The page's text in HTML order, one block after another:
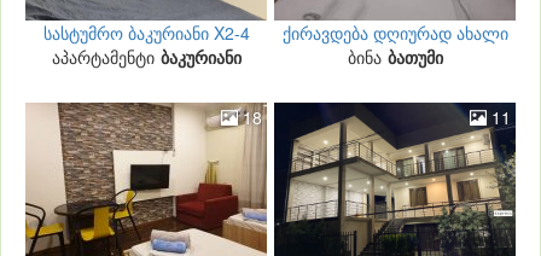
სასტუმრო ბაკურიანი X2-4
აპარტამენტი ბაკურიანი
ქირავდება დღიურად ახალი
აშენებული 144
ბინა ბათუმი
18 11